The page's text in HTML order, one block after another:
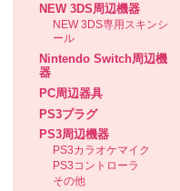
NEW 3DS周辺機器
NEW 3DS専用スキンシ
ール
Nintendo Switch周辺機
器
PC周辺器具
PS3プラグ
PS3周辺機器
PS3カラオケマイク
PS3コントローラ
その他